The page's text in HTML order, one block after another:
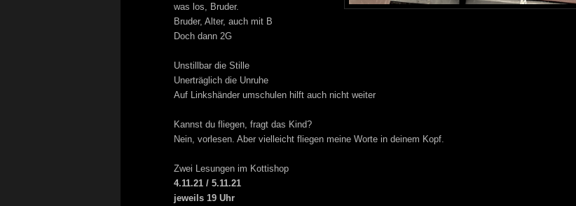
was los, Bruder.
Bruder, Alter, auch mit B
Doch dann 2G
Unstillbar die Stille
Unerträglich die Unruhe
Auf Linkshänder umschulen hilft auch nicht weiter
Kannst du fliegen, fragt das Kind?
Nein, vorlesen. Aber vielleicht fliegen meine Worte in deinem Kopf.
Zwei Lesungen im Kottishop
4.11.21 / 5.11.21
jeweils 19 Uhr